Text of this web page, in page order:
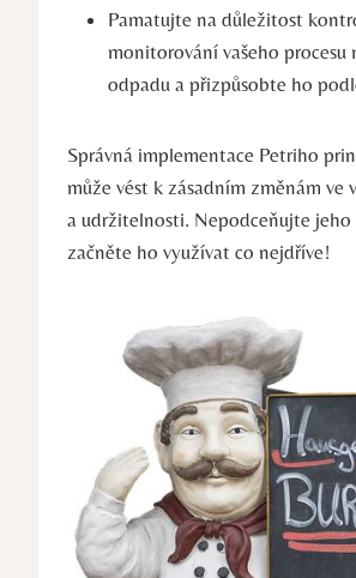
Pamatujte​ na⁤ důležitost
monitorování vašeho⁤ procesu
odpadu a⁣ přizpůsobte ho
Správná implementace Petriho
může vést k zásadním změnám ⁣ve
a udržitelnosti. ​Nepodceňujte jeho
začněte ho využívat ⁣co nejdříve!